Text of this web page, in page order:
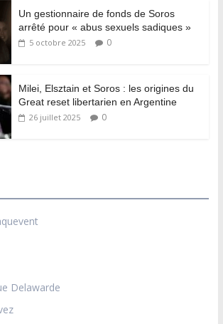
Un gestionnaire de fonds de Soros
arrêté pour « abus sexuels sadiques »
5 octobre 2025 0
Milei, Elsztain et Soros : les origines du
Great reset libertarien en Argentine
26 juillet 2025 0
Delawarde